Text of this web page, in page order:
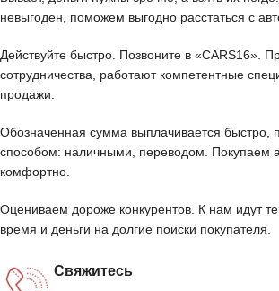
невыгоден, поможем выгодно расстаться с
Действуйте быстро. Позвоните в «CARS16».
сотрудничества, работают компетентные
продажи.
Обозначенная сумма выплачивается
способом: наличными, переводом. Покупаем
комфортно.
Оцениваем дороже конкурентов. К нам идут
время и деньги на долгие поиски покупателя.
Свяжитесь